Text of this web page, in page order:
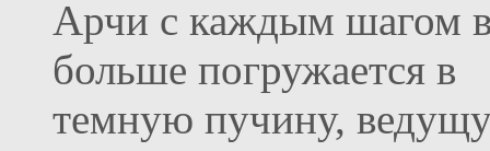
Арчи с каждым шагом
больше погружается в
темную пучину,